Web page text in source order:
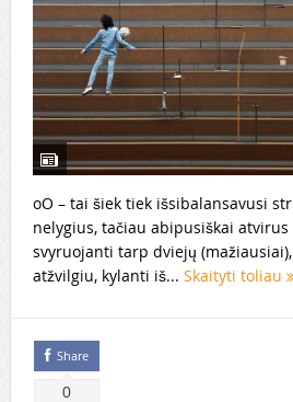
oO – tai šiek tiek išsibalansavusi
nelygius, tačiau abipusiškai
svyruojanti tarp dviejų
atžvilgiu, kylanti iš... Skaityti toliau
Share
0